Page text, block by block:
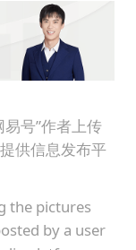
雨
奖
蒯曼挺进WTT横滨冠军赛女单四强
构建更高水平的全民健身公共服务体系
号”作者上传
供信息发布平
the pictures
by a user